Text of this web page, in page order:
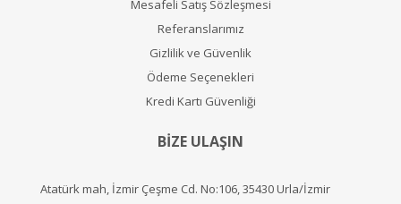
Mesafeli Satış Sözleşmesi
Referanslarımız
Gizlilik ve Güvenlik
Ödeme Seçenekleri
Kredi Kartı Güvenliği
BİZE ULAŞIN
Atatürk mah, İzmir Çeşme Cd. No:106, 35430 Urla/İzmir